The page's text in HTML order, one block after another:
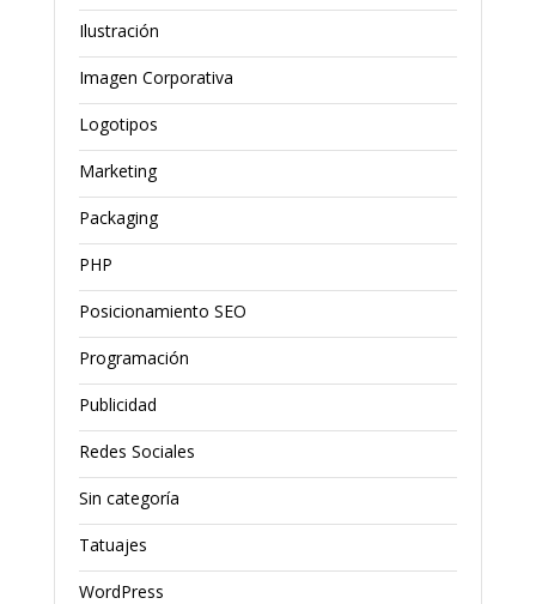
Ilustración
Imagen Corporativa
Logotipos
Marketing
Packaging
PHP
Posicionamiento SEO
Programación
Publicidad
Redes Sociales
Sin categoría
Tatuajes
WordPress